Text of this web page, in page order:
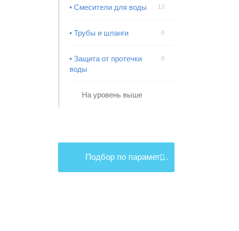
• Смесители для воды 13
• Трубы и шланги 6
• Защита от протечки
воды
8
На уровень выше
Подбор по параметрам